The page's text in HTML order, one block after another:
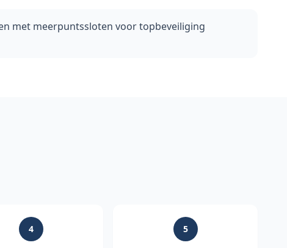
met meerpuntssloten voor topbeveiliging
4 5